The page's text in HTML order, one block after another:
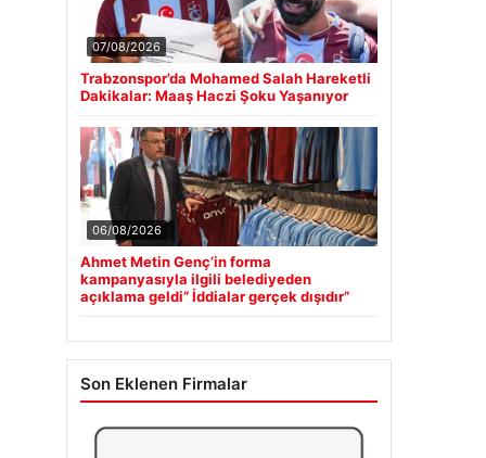
07/08/2026
Trabzonspor’da Mohamed Salah Hareketli
Dakikalar: Maaş Haczi Şoku Yaşanıyor
06/08/2026
Ahmet Metin Genç’in forma
kampanyasıyla ilgili belediyeden
açıklama geldi” İddialar gerçek dışıdır”
Son Eklenen Firmalar